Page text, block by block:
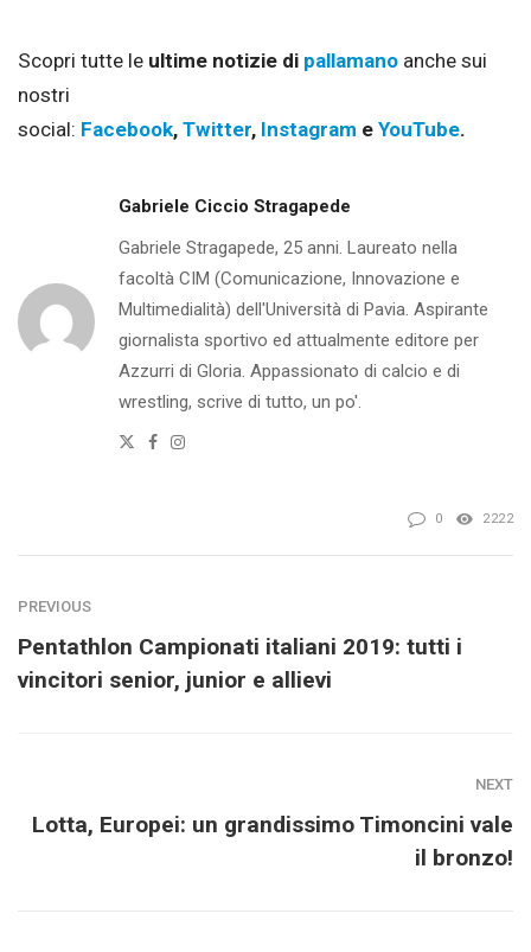
Scopri tutte le ultime notizie di pallamano anche sui
nostri
social: Facebook, Twitter, Instagram e YouTube.
Gabriele Ciccio Stragapede
Gabriele Stragapede, 25 anni. Laureato nella
facoltà CIM (Comunicazione, Innovazione e
Multimedialità) dell'Università di Pavia. Aspirante
giornalista sportivo ed attualmente editore per
Azzurri di Gloria. Appassionato di calcio e di
wrestling, scrive di tutto, un po'.
Twitter
Facebook
Instagram
0 2222
PREVIOUS
Pentathlon Campionati italiani 2019: tutti i
vincitori senior, junior e allievi
NEXT
Lotta, Europei: un grandissimo Timoncini vale
il bronzo!